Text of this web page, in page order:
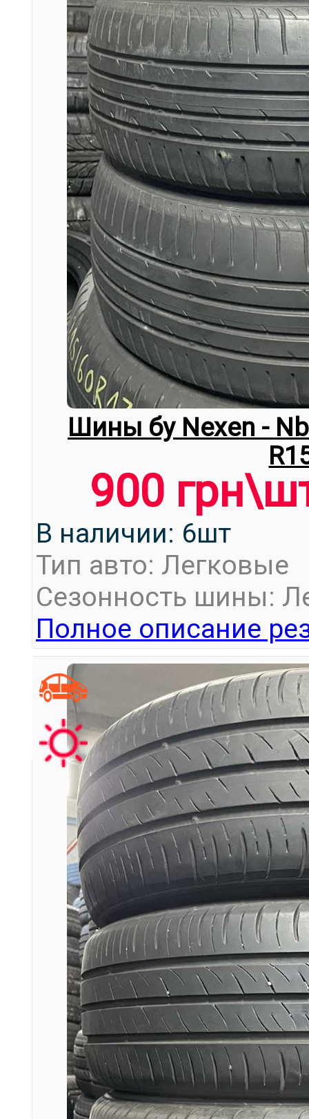
Шины бу Nexen -
900
В наличии: 6шт
Тип авто: Легковые
Сезонность шины:
Полное описание